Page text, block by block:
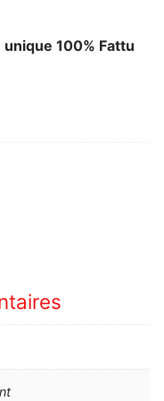
100% Fattu